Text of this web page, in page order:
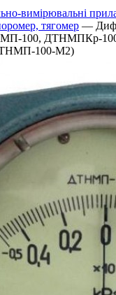
вимірювальні
тягомер —
100, ДТНМПКр-
100-М2)